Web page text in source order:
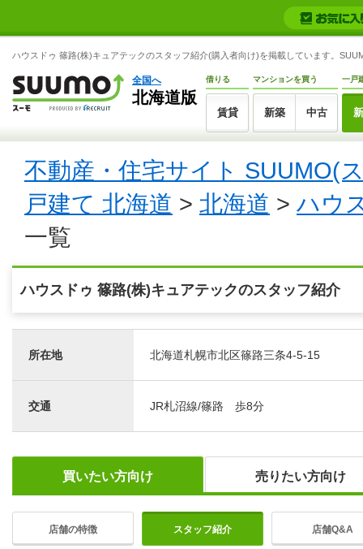
ハウスドゥ 篠路(株)キュアテックのスタッフ紹介(購入者向け)を掲載しています。
全国へ
北海道版
借りる
賃貸
マンションを買う
新築 中古
一戸
不動産・住宅サイト SUUMO(
戸建て 北海道 > 北海道 > ハウ
一覧
ハウスドゥ 篠路(株)キュアテックのスタッフ紹介
所在地 北海道札幌市北区篠路三条4-5-15
交通 JR札沼線/篠路 歩8分
買いたい方向け 売りたい方向け
店舗の特徴 スタッフ紹介 店舗Q&A